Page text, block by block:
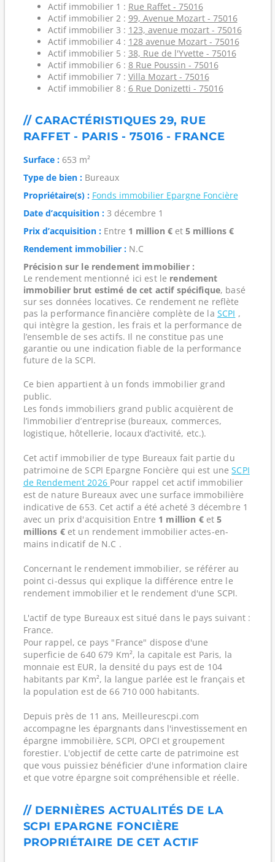
Actif immobilier 1 : Rue Raffet - 75016
Actif immobilier 2 : 99, Avenue Mozart - 75016
Actif immobilier 3 : 123, avenue mozart - 75016
Actif immobilier 4 : 128 avenue Mozart - 75016
Actif immobilier 5 : 38, Rue de l'Yvette - 75016
Actif immobilier 6 : 8 Rue Poussin - 75016
Actif immobilier 7 : Villa Mozart - 75016
Actif immobilier 8 : 6 Rue Donizetti - 75016
// CARACTÉRISTIQUES 29, RUE
RAFFET - PARIS - 75016 - FRANCE
Surface :653 m²
Type de bien :Bureaux
Propriétaire(s) : Fonds immobilier Epargne Foncière
Date d’acquisition :3 décembre 1
Prix d’acquisition :Entre 1 million €et 5 millions €
Rendement immobilier :N.C
Précision sur le rendement immobilier :
Le rendement mentionné ici est le rendement
immobilier brut estimé de cet actif spécifique, basé
sur ses données locatives. Ce rendement ne reflète
pas la performance financière complète de la SCPI ,
qui intègre la gestion, les frais et la performance de
l’ensemble de ses actifs. Il ne constitue pas une
garantie ou une indication fiable de la performance
future de la SCPI.
Ce bien appartient à un fonds immobilier grand
public.
Les fonds immobiliers grand public acquièrent de
l’immobilier d’entreprise (bureaux, commerces,
logistique, hôtellerie, locaux d’activité, etc.).
Cet actif immobilier de type Bureaux fait partie du
patrimoine de SCPI Epargne Foncière qui est uneSCPI
de Rendement 2026 Pour rappel cet actif immobilier
est de nature Bureaux avec une surface immobilière
indicative de 653. Cet actif a été acheté 3 décembre 1
avec un prix d'acquisition Entre 1 million €et5
millions €et un rendement immobilier actes-en-
mains indicatif de N.C .
Concernant le rendement immobilier, se référer au
point ci-dessus qui explique la différence entre le
rendement immobilier et le rendement d'une SCPI.
L'actif de type Bureaux est situé dans le pays suivant :
France.
Pour rappel, ce pays "France" dispose d'une
superficie de 640 679 Km², la capitale est Paris, la
monnaie est EUR, la densité du pays est de 104
habitants par Km², la langue parlée est le français et
la population est de 66 710 000 habitants.
Depuis près de 11 ans, Meilleurescpi.com
accompagne les épargnants dans l'investissement en
épargne immobilière, SCPI, OPCI et groupement
forestier. L'objectif de cette carte de patrimoine est
que vous puissiez bénéficier d'une information claire
et que votre épargne soit compréhensible et réelle.
// DERNIÈRES ACTUALITÉS DE LA
SCPI EPARGNE FONCIÈRE
PROPRIÉTAIRE DE CET ACTIF